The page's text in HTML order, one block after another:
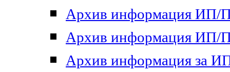
Архив информация ИП/
Архив информация ИП/
Архив информация за